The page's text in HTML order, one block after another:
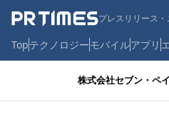
プレスリリース
Topテクノロジーモバイルアプリ
株式会社セブン・ペ